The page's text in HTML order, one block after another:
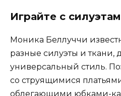
Играйте с
Моника Беллуччи
разные силуэты и ткани,
универсальный стиль.
со струящимися
облегающими юбками-